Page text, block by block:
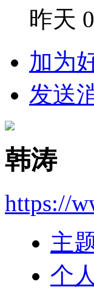
昨天
加为
发送
韩涛
https://
主
个